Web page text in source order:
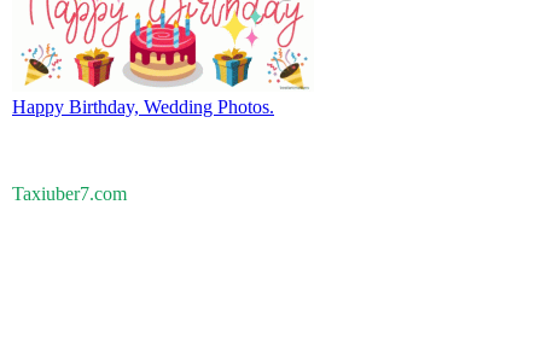
Happy Birthday, Wedding Photos.
Taxiuber7.com